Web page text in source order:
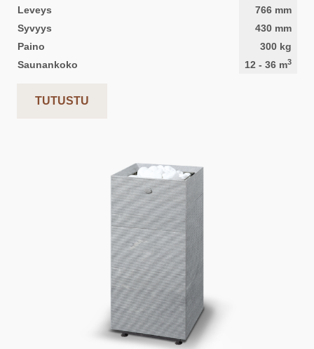
Leveys
766 mm
Syvyys
430 mm
Paino
300 kg
Saunankoko
12 - 36 m3
TUTUSTU